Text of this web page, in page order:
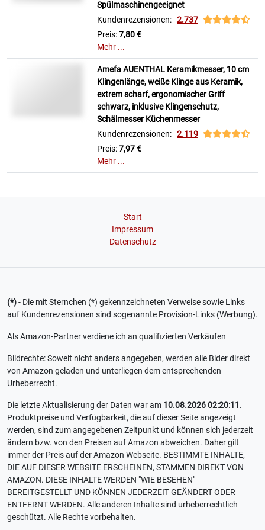
Spülmaschinengeeignet
Kundenrezensionen: 2.737
Preis:7,80 €
Mehr ...
Amefa AUENTHAL Keramikmesser, 10 cm
Klingenlänge, weiße Klinge aus Keramik,
extrem scharf, ergonomischer Griff
schwarz, inklusive Klingenschutz,
Schälmesser Küchenmesser
Kundenrezensionen: 2.119
Preis:7,97 €
Mehr ...
Start
Impressum
Datenschutz
(*)- Die mit Sternchen (*) gekennzeichneten Verweise sowie Links
auf Kundenrezensionen sind sogenannte Provision-Links (Werbung).
Als Amazon-Partner verdiene ich an qualifizierten Verkäufen
Bildrechte: Soweit nicht anders angegeben, werden alle Bider direkt
von Amazon geladen und unterliegen dem entsprechenden
Urheberrecht.
Die letzte Aktualisierung der Daten war am 10.08.2026 02:20:11.
Produktpreise und Verfügbarkeit, die auf dieser Seite angezeigt
werden, sind zum angegebenen Zeitpunkt und können sich jederzeit
ändern bzw. von den Preisen auf Amazon abweichen. Daher gilt
immer der Preis auf der Amazon Webseite. BESTIMMTE INHALTE,
DIE AUF DIESER WEBSITE ERSCHEINEN, STAMMEN DIREKT VON
AMAZON. DIESE INHALTE WERDEN "WIE BESEHEN"
BEREITGESTELLT UND KÖNNEN JEDERZEIT GEÄNDERT ODER
ENTFERNT WERDEN. Alle anderen Inhalte sind urheberrechtlich
geschützt. Alle Rechte vorbehalten.